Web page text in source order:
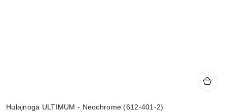
Hulajnoga ULTIMUM - Neochrome (612-401-2)